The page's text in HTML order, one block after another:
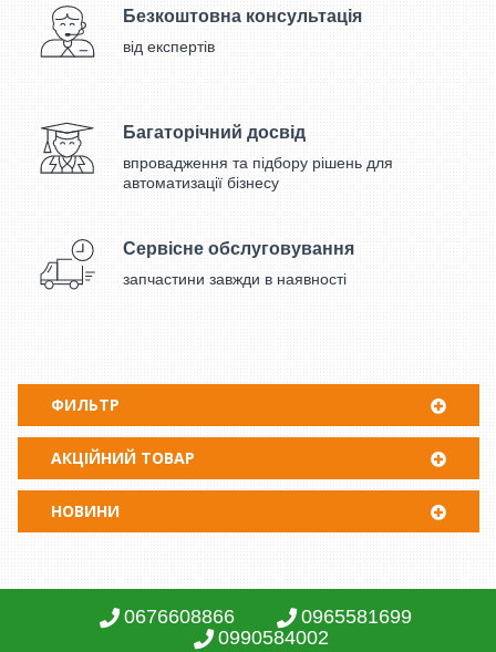
Безкоштовна консультація
від експертів
Багаторічний досвід
впровадження та підбору рішень для
автоматизації бізнесу
Сервісне обслуговування
запчастини завжди в наявності
ФИЛЬТР
АКЦІЙНИЙ ТОВАР
НОВИНИ
0676608866
0965581699
0990584002